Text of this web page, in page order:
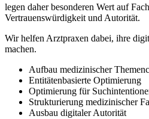
legen daher besonderen Wert auf
Vertrauenswürdigkeit und Autorität.
Wir helfen Arztpraxen dabei, ihre
machen.
Aufbau medizinischer
Entitätenbasierte Optimierung
Optimierung für
Strukturierung medizinischer
Ausbau digitaler Autorität